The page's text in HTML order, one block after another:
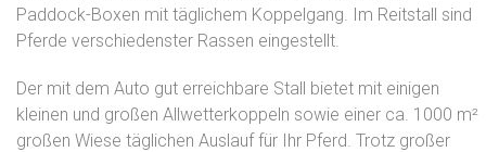
Paddock-Boxen mit täglichem Koppelgang. Im Reitstall sind
Pferde verschiedenster Rassen eingestellt.
Der mit dem Auto gut erreichbare Stall bietet mit einigen
kleinen und großen Allwetterkoppeln sowie einer ca. 1000 m²
großen Wiese täglichen Auslauf für Ihr Pferd. Trotz großer